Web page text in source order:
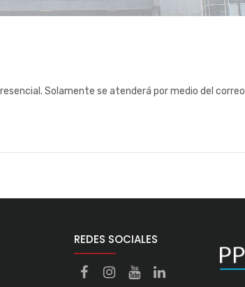
Solamente se atenderá por medio del correo
REDES SOCIALES